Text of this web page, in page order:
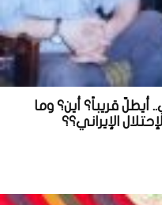
أيطلّ قريباً؟ أين؟ وما
الإيراني؟؟